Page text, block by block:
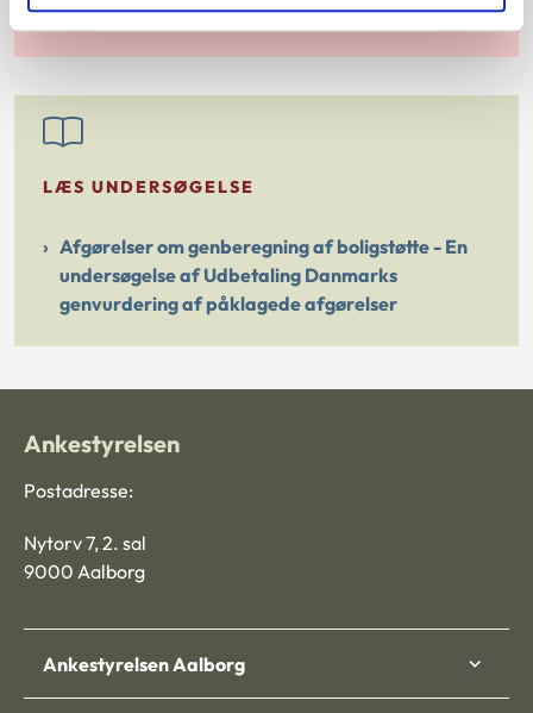
LÆS UNDERSØGELSE
Afgørelser om genberegning af boligstøtte - En
undersøgelse af Udbetaling Danmarks
genvurdering af påklagede afgørelser
Ankestyrelsen
Postadresse:
Nytorv 7, 2. sal
9000 Aalborg
Ankestyrelsen Aalborg